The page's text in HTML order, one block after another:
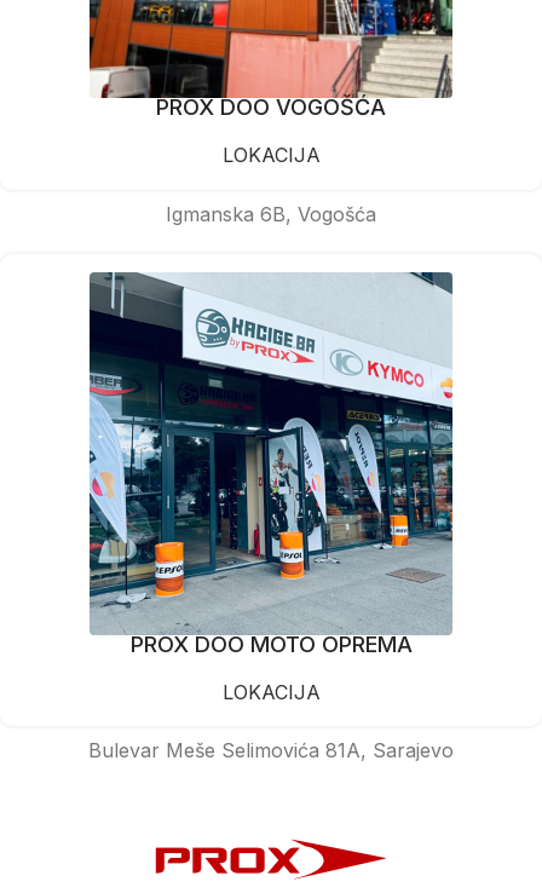
PROX DOO VOGOŠĆA
LOKACIJA
Igmanska 6B, Vogošća
PROX DOO MOTO OPREMA
LOKACIJA
Bulevar Meše Selimovića 81A, Sarajevo